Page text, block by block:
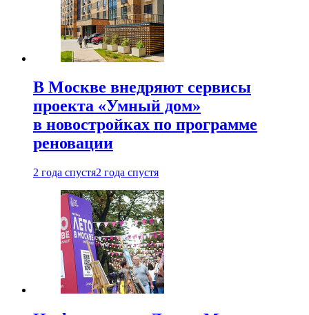
В Москве внедряют сервисы
проекта «Умный дом»
в новостройках по программе
реновации
2 года спустя2 года спустя